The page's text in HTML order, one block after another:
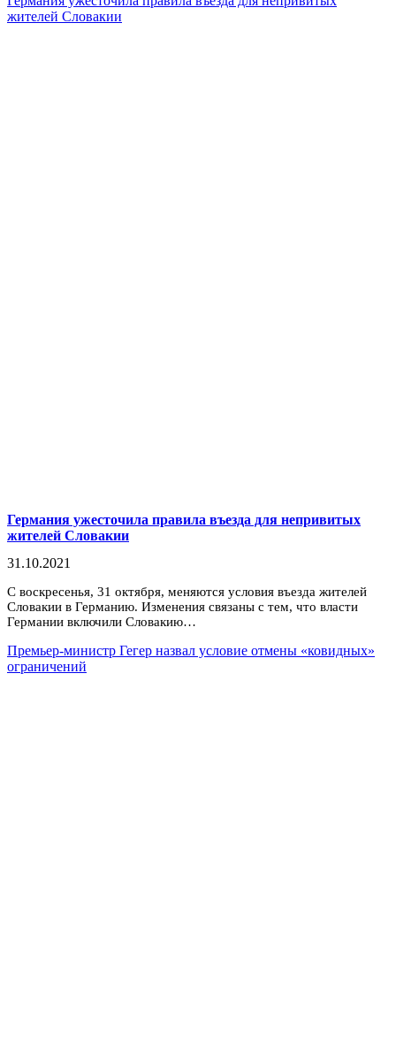
жителей Словакии
Германия ужесточила правила въезда для непривитых
жителей Словакии
31.10.2021
С воскресенья, 31 октября, меняются условия въезда жителей
Словакии в Германию. Изменения связаны с тем, что власти
Германии включили Словакию…
Премьер-министр Гегер назвал условие отмены «ковидных»
ограничений